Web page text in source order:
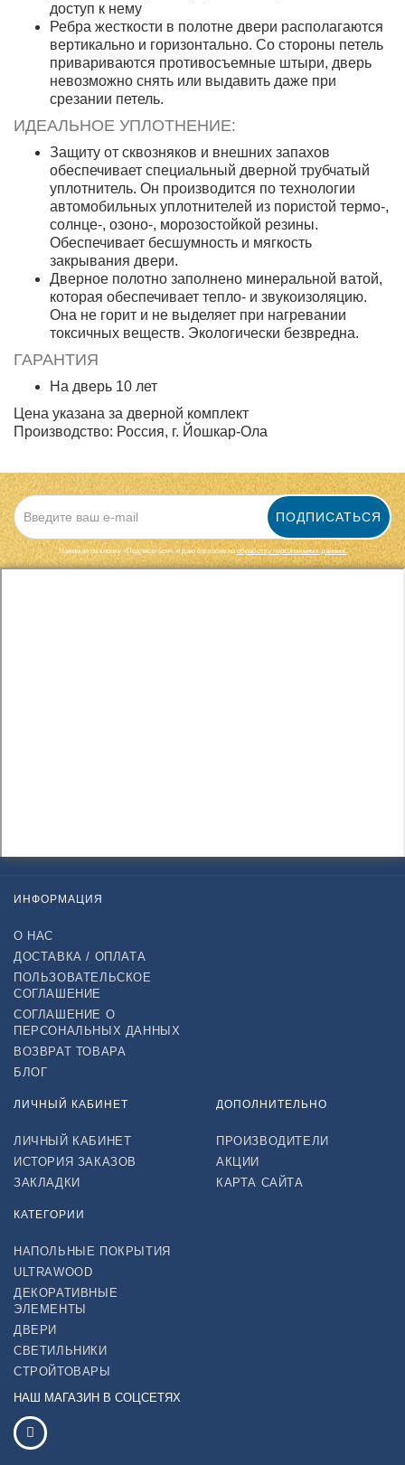
доступ к нему
Ребра жесткости в полотне двери располагаются
вертикально и горизонтально. Со стороны петель
привариваются противосъемные штыри, дверь
невозможно снять или выдавить даже при
срезании петель.
ИДЕАЛЬНОЕ УПЛОТНЕНИЕ:
Защиту от сквозняков и внешних запахов
обеспечивает специальный дверной трубчатый
уплотнитель. Он производится по технологии
автомобильных уплотнителей из пористой термо-,
солнце-, озоно-, морозостойкой резины.
Обеспечивает бесшумность и мягкость
закрывания двери.
Дверное полотно заполнено минеральной ватой,
которая обеспечивает тепло- и звукоизоляцию.
Она не горит и не выделяет при нагревании
токсичных веществ. Экологически безвредна.
ГАРАНТИЯ
На дверь 10 лет
Цена указана за дверной комплект
Производство: Россия, г. Йошкар-Ола
ПОДПИСАТЬСЯ
Нажимая на кнопку «Подписаться», я даю cогласие наобработку персональных данных.
ИНФОРМАЦИЯ
О НАС
ДОСТАВКА / ОПЛАТА
ПОЛЬЗОВАТЕЛЬСКОЕ
СОГЛАШЕНИЕ
СОГЛАШЕНИЕ О
ПЕРСОНАЛЬНЫХ ДАННЫХ
ВОЗВРАТ ТОВАРА
БЛОГ
ЛИЧНЫЙ КАБИНЕТ
ЛИЧНЫЙ КАБИНЕТ
ИСТОРИЯ ЗАКАЗОВ
ЗАКЛАДКИ
ДОПОЛНИТЕЛЬНО
ПРОИЗВОДИТЕЛИ
АКЦИИ
КАРТА САЙТА
КАТЕГОРИИ
НАПОЛЬНЫЕ ПОКРЫТИЯ
ULTRAWOOD
ДЕКОРАТИВНЫЕ
ЭЛЕМЕНТЫ
ДВЕРИ
СВЕТИЛЬНИКИ
СТРОЙТОВАРЫ
НАШ МАГАЗИН В СОЦСЕТЯХ